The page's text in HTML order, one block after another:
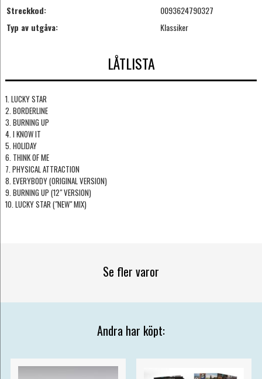
Streckkod:
0093624790327
Typ av utgåva:
Klassiker
LÅTLISTA
1. LUCKY STAR
2. BORDERLINE
3. BURNING UP
4. I KNOW IT
5. HOLIDAY
6. THINK OF ME
7. PHYSICAL ATTRACTION
8. EVERYBODY (ORIGINAL VERSION)
9. BURNING UP (12" VERSION)
10. LUCKY STAR ("NEW" MIX)
Se fler varor
Andra har köpt: